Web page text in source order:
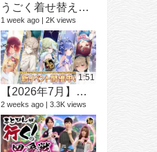
うごく着せ替え紹介動画 七海 礼奈 #shorts
1 week ago 2K views
1:51
【2026年7月】「雀魂 じゃんたま」 イベント 新内容一覧
2 weeks ago 3.3K views